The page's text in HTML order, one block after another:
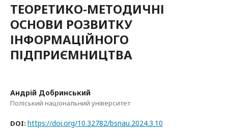
ТЕОРЕТИКО-МЕТОДИЧНІ
ОСНОВИ РОЗВИТКУ
ІНФОРМАЦІЙНОГО
ПІДПРИЄМНИЦТВА
Андрій Добринський
Поліський національний університет
DOI: https://doi.org/10.32782/bsnau.2024.3.10